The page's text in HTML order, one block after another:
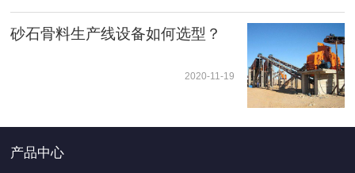
砂石骨料生产线设备如何选型？
2020-11-19
产品中心